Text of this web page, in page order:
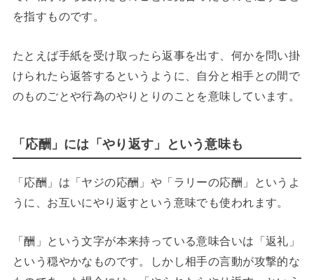
を指すものです。
たとえば手紙を受け取ったら返事を出す、何かを問い掛
けられたら返答するというように、自分と相手との間で
のものごとや行為のやりとりのことを意味しています。
「応酬」には「やり返す」という意味も
「応酬」は「ヤジの応酬」や「ラリーの応酬」というよ
うに、お互いにやり返すという意味でも使われます。
「酬」という文字が本来持っている意味合いは「返礼」
という穏やかなものです。しかし相手の言動が攻撃的な